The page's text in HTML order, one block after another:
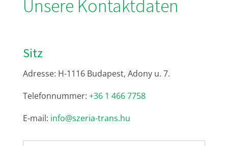
Unsere Kontaktdaten
Sitz
Adresse: H-1116 Budapest, Adony u. 7.
Telefonnummer: +36 1 466 7758
E-mail: info@szeria-trans.hu